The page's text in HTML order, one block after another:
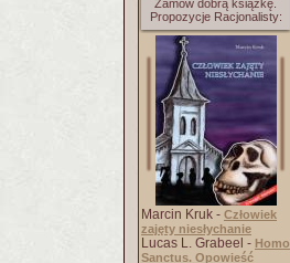
Zamów dobrą książkę.
Propozycje Racjonalisty:
Marcin Kruk - Człowiek
zajęty niesłychanie
Lucas L. Grabeel - Homo
Sanctus. Opowieść